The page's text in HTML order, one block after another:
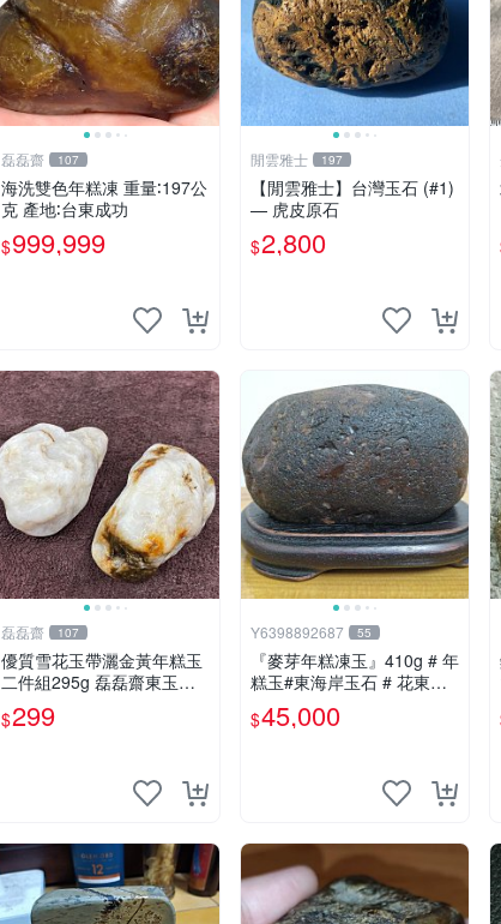
磊磊齋 107
海洗雙色年糕凍 重量∶197公
克 產地∶台東成功
$999,999
閒雲雅士 197
【閒雲雅士】台灣玉石 (#1)
— 虎皮原石
$2,800
磊磊齋 107
優質雪花玉帶灑金黃年糕玉
二件組295g 磊磊齋東玉東
海岸心臟石皮蛋青老麥芽黑
鬼年糕玉血絲碧玉油質虎斑
$299
Y6398892687 55
『麥芽年糕凍玉』410g # 年
糕玉#東海岸玉石 # 花東玉
石#總統石#台灣藍寶
$45,000